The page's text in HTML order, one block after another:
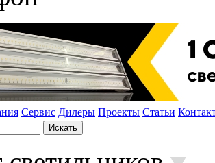
Сервис Дилеры Проекты Статьи